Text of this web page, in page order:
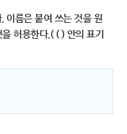
이름은 붙여 쓰는 것을 원
허용한다.( ( ) 안의 표기